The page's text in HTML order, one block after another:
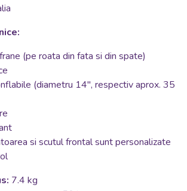
(pe roata din fata si din spate)
(diametru 14", respectiv aprox. 35
si scutul frontal sunt personalizate
7.4 kg